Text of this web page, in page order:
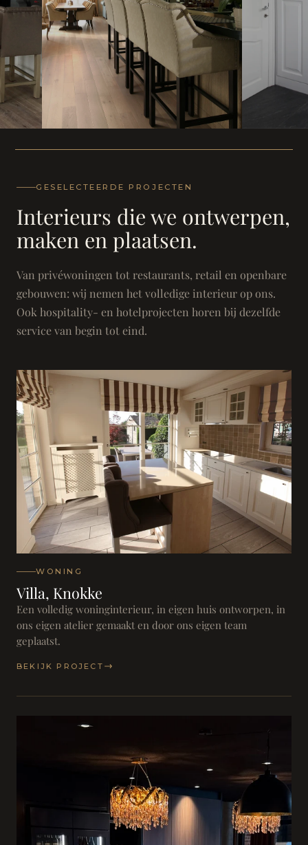
Landhuis - Grimbergen
GESELECTEERDE PROJECTEN
Interieurs die we ontwerpen,
maken en plaatsen.
Van privéwoningen tot restaurants, retail en openbare
gebouwen: wij nemen het volledige interieur op ons.
Ook hospitality- en hotelprojecten horen bij dezelfde
service van begin tot eind.
WONING
Villa, Knokke
Een volledig woninginterieur, in eigen huis ontworpen, in
ons eigen atelier gemaakt en door ons eigen team
geplaatst.
BEKIJK PROJECT